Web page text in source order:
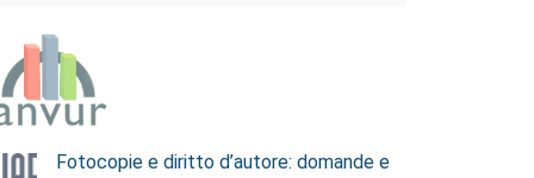
Fotocopie e diritto d’autore: domande e